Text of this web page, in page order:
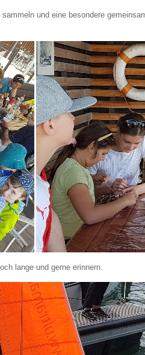
und eine besondere
lange und gerne erinnern.